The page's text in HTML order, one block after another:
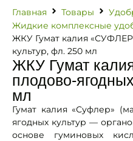
Главная Товары
Жидкие комплексные
ЖКУ Гумат калия
культур, фл. 250 мл
ЖКУ Гумат
плодово-
мл
Гумат калия «Суфлер»
ягодных культур —
основе гуминовых